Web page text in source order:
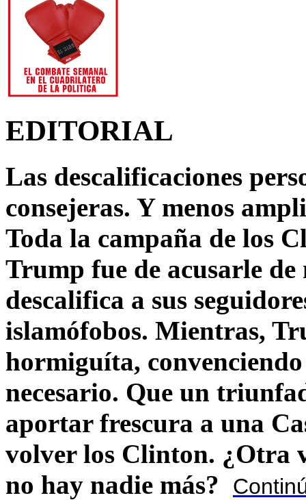
EDITORIAL
Las descalificaciones
consejeras. Y menos
Toda la campaña de los
Trump fue de acusarle
descalifica a sus
islamófobos. Mientras,
hormiguíta,
necesario. Que un
aportar frescura a una
volver los Clinton. ¿Otra
no hay nadie más?